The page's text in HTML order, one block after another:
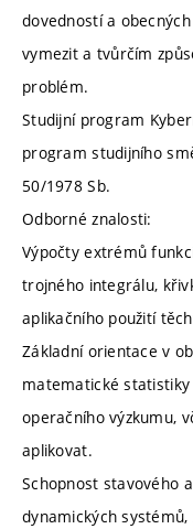
dovedností a
vymezit a tvůrčím
problém.
Studijní program
program studijního
50/1978 Sb.
Odborné znalosti:
Výpočty extrémů
trojného integrálu,
aplikačního použití
Základní orientace v
matematické
operačního výzkumu,
aplikovat.
Schopnost stavového
dynamických